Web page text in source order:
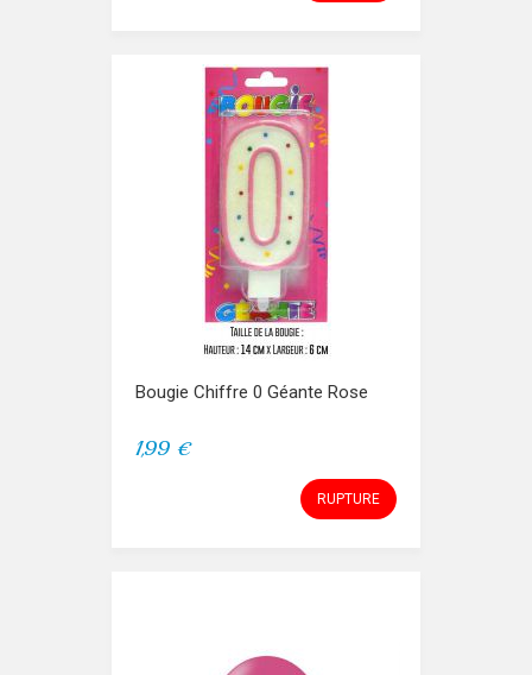
Bougie Chiffre 0 Géante Rose
1,99 €
RUPTURE